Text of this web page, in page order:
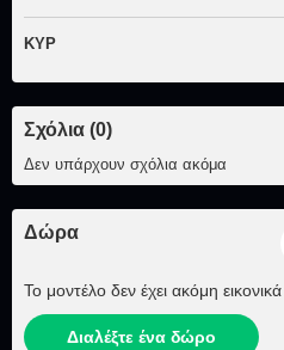
ΚΥΡ
Σχόλια (0)
Δεν υπάρχουν σχόλια ακόμα
Δώρα
Το μοντέλο δεν έχει ακόμη
Διαλέξτε ένα δώρο